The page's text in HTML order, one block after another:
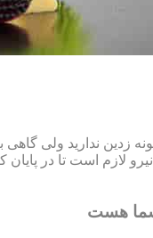
زدین ندارید ولی
لازم است تا در
هست